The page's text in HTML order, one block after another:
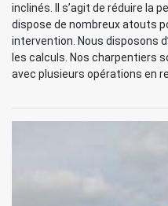
inclinés. Il s’agit de réduire la
dispose de nombreux atouts
intervention. Nous disposons
les calculs. Nos charpentiers
avec plusieurs opérations en